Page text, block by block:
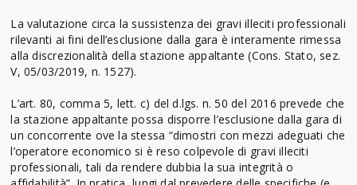
La valutazione circa la sussistenza dei gravi illeciti professionali
rilevanti ai fini dell’esclusione dalla gara è interamente rimessa
alla discrezionalità della stazione appaltante (Cons. Stato, sez.
V, 05/03/2019, n. 1527).
L’art. 80, comma 5, lett. c) del d.lgs. n. 50 del 2016 prevede che
la stazione appaltante possa disporre l’esclusione dalla gara di
un concorrente ove la stessa “dimostri con mezzi adeguati che
l’operatore economico si è reso colpevole di gravi illeciti
professionali, tali da rendere dubbia la sua integrità o